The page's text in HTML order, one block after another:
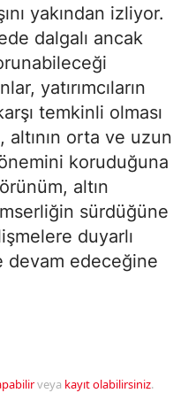
yakından izliyor.
dalgalı ancak
yatırımcıların
temkinli olması
orta ve uzun
koruduğuna
altın
sürdüğüne
duyarlı
devam edeceğine
veya kayıt olabilirsiniz.